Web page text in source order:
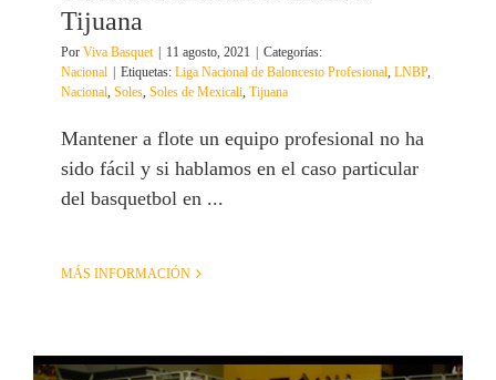
Tijuana
Por Viva Basquet | 11 agosto, 2021 | Categorías:
Nacional | Etiquetas: Liga Nacional de Baloncesto Profesional LNBP,
Nacional Soles Soles de Mexicali Tijuana
Mantener a flote un equipo profesional no ha
sido fácil y si hablamos en el caso particular
del basquetbol en ...
MÁS INFORMACIÓN